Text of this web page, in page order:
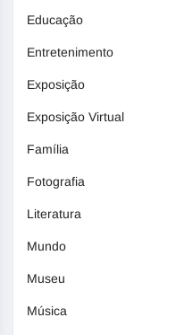
Educação
Entretenimento
Exposição
Exposição Virtual
Família
Fotografia
Literatura
Mundo
Museu
Música